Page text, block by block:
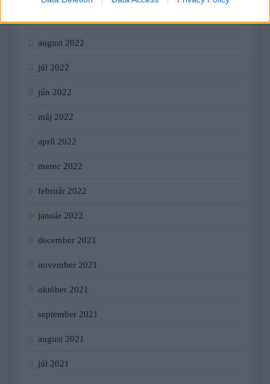
august 2022
júl 2022
jún 2022
máj 2022
apríl 2022
marec 2022
február 2022
január 2022
december 2021
november 2021
október 2021
september 2021
august 2021
júl 2021